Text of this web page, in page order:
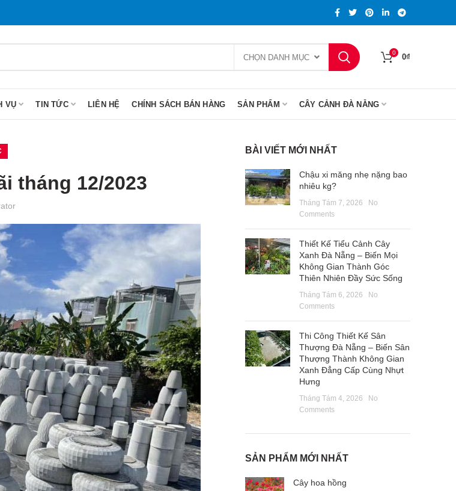
CHỌN DANH MỤC
0 0₫
VỤ TIN TỨC LIÊN HỆ CHÍNH SÁCH BÁN HÀNG SẢN PHẨM CÂY CẢNH ĐÀ NẴNG
tháng 12/2023
BÀI VIẾT MỚI NHẤT
Chậu xi măng nhẹ nặng bao
nhiêu kg?
Tháng Tám 7, 2026
No
Comments
Thiết Kế Tiểu Cảnh Cây
Xanh Đà Nẵng – Biến Mọi
Không Gian Thành Góc
Thiên Nhiên Đầy Sức Sống
Tháng Tám 6, 2026
No
Comments
Thi Công Thiết Kế Sân
Thượng Đà Nẵng – Biến Sân
Thượng Thành Không Gian
Xanh Đẳng Cấp Cùng Nhựt
Hưng
Tháng Tám 4, 2026
No
Comments
SẢN PHẨM MỚI NHẤT
Cây hoa hồng